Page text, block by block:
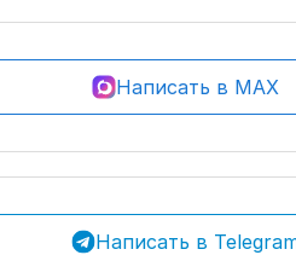
Написать в MAX
Написать в